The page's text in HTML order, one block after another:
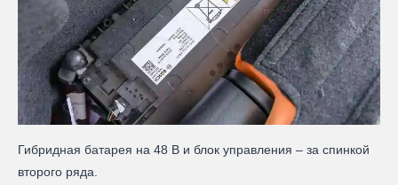
Гибридная батарея на 48 В и блок управления – за спинкой
второго ряда.